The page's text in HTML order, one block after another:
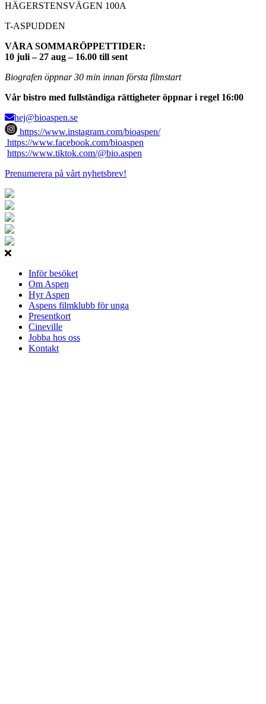
HÄGERSTENSVÄGEN 100A
T-ASPUDDEN
VÅRA SOMMARÖPPETTIDER:
10 juli – 27 aug – 16.00 till sent
Biografen öppnar 30 min innan första filmstart
Vår bistro med fullständiga rättigheter öppnar i regel 16:00
hej@bioaspen.se
https://www.instagram.com/bioaspen/
https://www.facebook.com/bioaspen
https://www.tiktok.com/@bio.aspen
Prenumerera på vårt nyhetsbrev!
Inför besöket
Om Aspen
Hyr Aspen
Aspens filmklubb för unga
Presentkort
Cineville
Jobba hos oss
Kontakt